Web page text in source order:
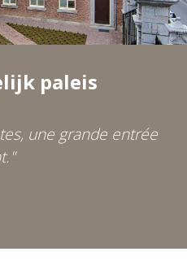
paleis
une grande entrée